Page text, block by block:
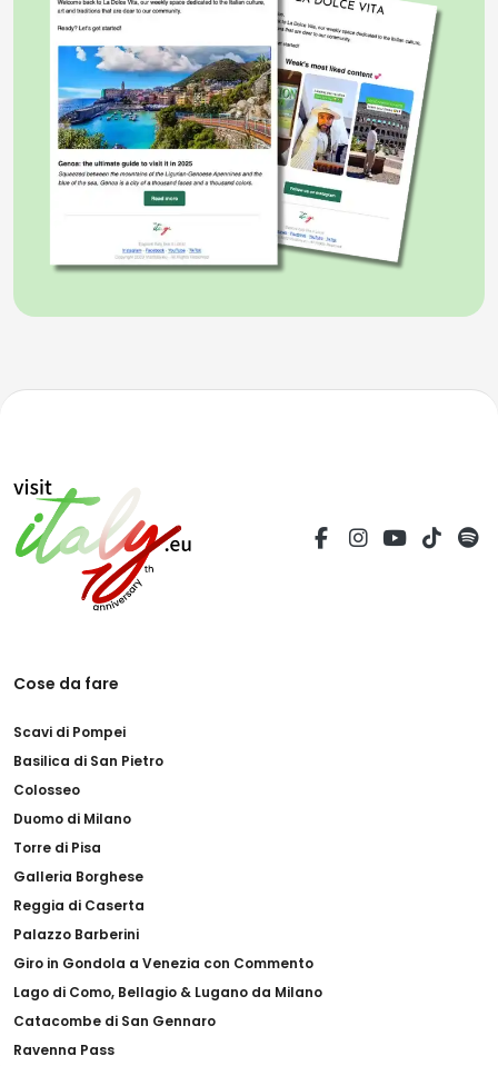
Cose da fare
Scavi di Pompei
Basilica di San Pietro
Colosseo
Duomo di Milano
Torre di Pisa
Galleria Borghese
Reggia di Caserta
Palazzo Barberini
Giro in Gondola a Venezia con Commento
Lago di Como, Bellagio & Lugano da Milano
Catacombe di San Gennaro
Ravenna Pass